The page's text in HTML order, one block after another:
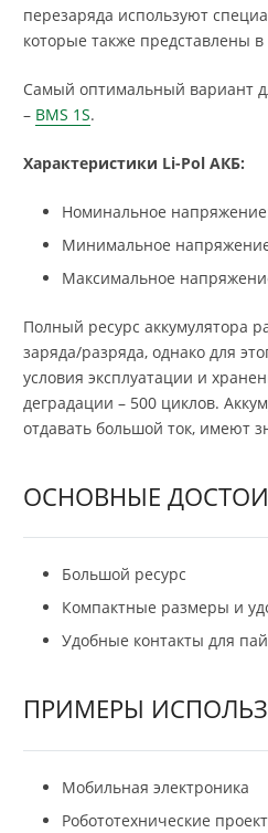
перезаряда используют
которые также представлены
Самый оптимальный вариант
– BMS 1S.
Характеристики Li-Pol АКБ:
Номинальное
Минимальное
Максимальное
Полный ресурс аккумулятора
заряда/разряда, однако для
условия эксплуатации и
деградации – 500 циклов.
отдавать большой ток, имеют
ОСНОВНЫЕ
Большой ресурс
Компактные размеры и
Удобные контакты для
ПРИМЕРЫ
Мобильная электроника
Робототехнические